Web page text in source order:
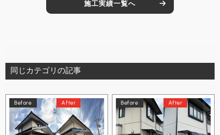
施工実績一覧へ
同じカテゴリの記事
Before After Before After